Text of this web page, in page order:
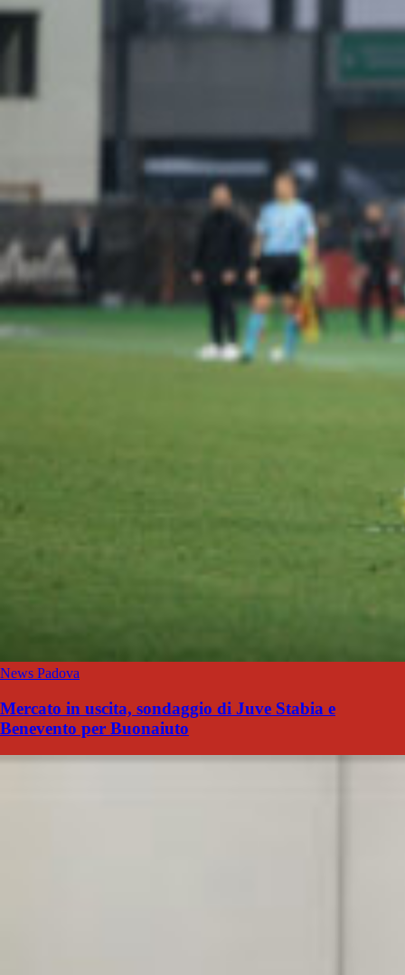
News Padova
Mercato in uscita, sondaggio di Juve Stabia e
Benevento per Buonaiuto